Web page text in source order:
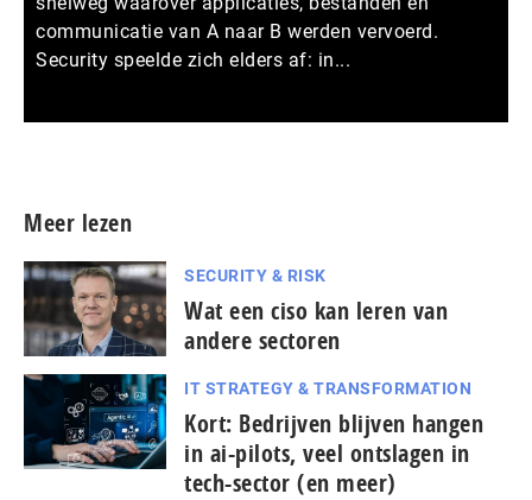
communicatie van A naar B werden vervoerd.
Security speelde zich elders af: in...
Meer lezen
SECURITY & RISK
Wat een ciso kan leren van
andere sectoren
IT STRATEGY & TRANSFORMATION
Kort: Bedrijven blijven hangen
in ai-pilots, veel ontslagen in
tech-sector (en meer)